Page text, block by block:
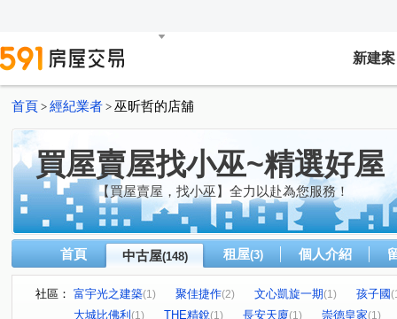
新建案
首頁 > 經紀業者 > 巫昕哲的店舖
買屋賣屋找小巫~精選好屋
【買屋賣屋，找小巫】全力以赴為您服務！
首頁 中古屋(148) 租屋(3) 個人介紹
社區： 富宇光之建築(1) 聚佳捷作(2) 文心凱旋一期(1) 孩子國
大城比佛利 (1) THE精銳(1) 長安天廈(1) 崇德皇家(1)